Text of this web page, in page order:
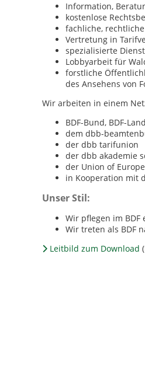
Information,
kostenlose
fachliche,
Vertretung in
spezialisierte
Lobbyarbeit für
forstliche
des Ansehens von
Wir arbeiten in einem
BDF-Bund, BDF-
dem dbb-
der dbb tarifunion
der dbb akademie
der Union of
in Kooperation mit
Unser Stil:
Wir pflegen im
Wir treten als BDF
Leitbild zum Download